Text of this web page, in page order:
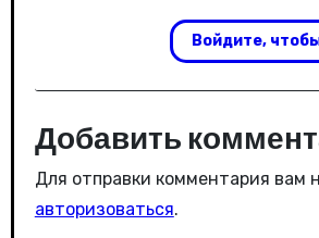
Войдите,
Добавить
Для отправки комментария вам
авторизоваться.